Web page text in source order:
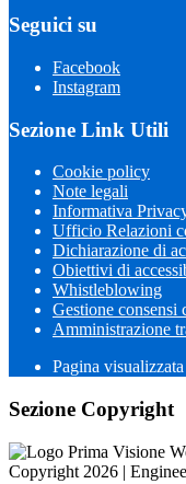
Seguici su
Facebook
Instagram
Sezione Link Utili
Cookie policy
Note legali
Informativa
Ufficio Relazioni
Dichiarazione di
Obiettivi di
Whistleblowing
Gestione consensi
Amministrazione
Pagina visualizzata
Sezione Copyright
Copyright 2026 |